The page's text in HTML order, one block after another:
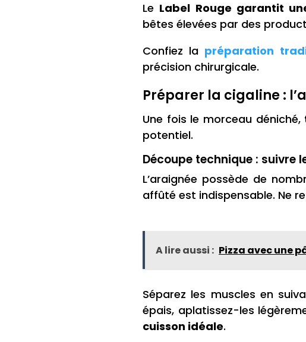
Le Label Rouge garantit
bêtes élevées par des
Confiez la préparation
précision chirurgicale.
Préparer la cigaline :
Une fois le morceau déniché,
potentiel.
Découpe technique :
L’araignée possède de
affûté est indispensable. Ne
A lire aussi : Pizza avec une
Séparez les muscles en
épais, aplatissez-les
cuisson idéale.